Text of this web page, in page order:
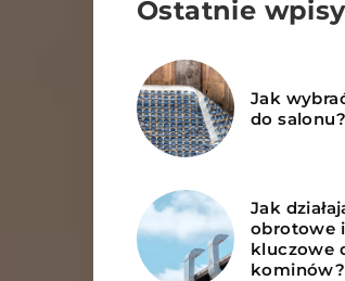
Ostatnie wpisy
Jak
do salonu?
Jak
obrotowe
kluczowe
kominów?